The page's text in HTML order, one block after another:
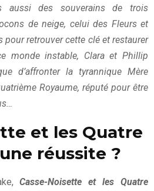
aussi des souverains de trois
de neige, celui des Fleurs et
pour retrouver cette clé et restaurer
monde instable, Clara et Phillip
d’affronter la tyrannique Mère
Royaume, réputé pour être
et les Quatre
réussite ?
Casse-Noisette et les Quatre